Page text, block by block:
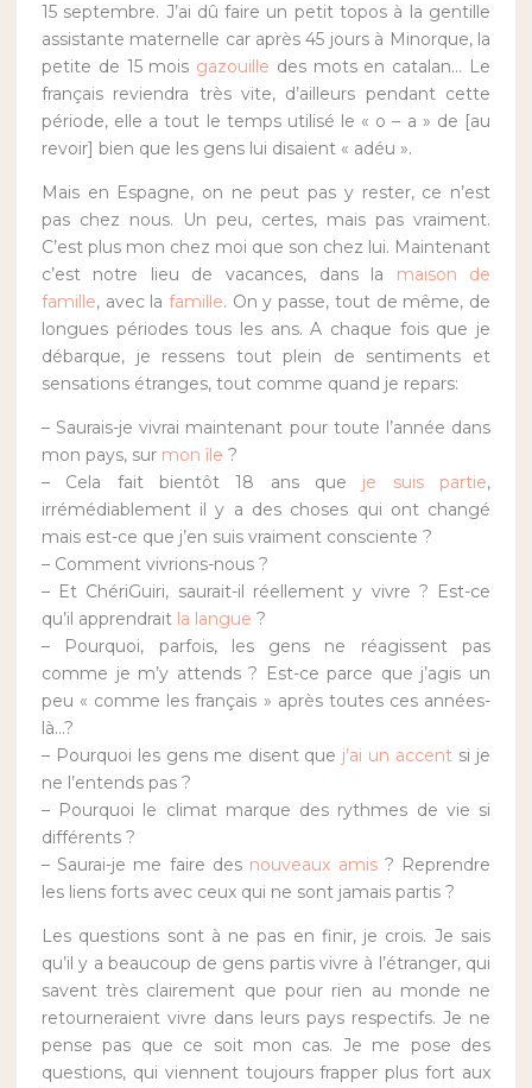
15 septembre. J’ai dû faire un petit topos à la gentille
assistante maternelle car après 45 jours à Minorque, la
petite de 15 mois gazouille des mots en catalan… Le
français reviendra très vite, d’ailleurs pendant cette
période, elle a tout le temps utilisé le « o – a » de [au
revoir] bien que les gens lui disaient « adéu ».
Mais en Espagne, on ne peut pas y rester, ce n’est
pas chez nous. Un peu, certes, mais pas vraiment.
C’est plus mon chez moi que son chez lui. Maintenant
c’est notre lieu de vacances, dans la maison de
famille, avec lafamille. On y passe, tout de même, de
longues périodes tous les ans. A chaque fois que je
débarque, je ressens tout plein de sentiments et
sensations étranges, tout comme quand je repars:
– Saurais-je vivrai maintenant pour toute l’année dans
mon pays, sur mon île ?
– Cela fait bientôt 18 ans que je suis partie,
irrémédiablement il y a des choses qui ont changé
mais est-ce que j’en suis vraiment consciente ?
– Comment vivrions-nous ?
– Et ChériGuiri, saurait-il réellement y vivre ? Est-ce
qu’il apprendrait la langue ?
– Pourquoi, parfois, les gens ne réagissent pas
comme je m’y attends ? Est-ce parce que j’agis un
peu « comme les français » après toutes ces années-
là…?
– Pourquoi les gens me disent que j’ai un accent si je
ne l’entends pas ?
– Pourquoi le climat marque des rythmes de vie si
différents ?
– Saurai-je me faire des nouveaux amis? Reprendre
les liens forts avec ceux qui ne sont jamais partis ?
Les questions sont à ne pas en finir, je crois. Je sais
qu’il y a beaucoup de gens partis vivre à l’étranger, qui
savent très clairement que pour rien au monde ne
retourneraient vivre dans leurs pays respectifs. Je ne
pense pas que ce soit mon cas. Je me pose des
questions, qui viennent toujours frapper plus fort aux